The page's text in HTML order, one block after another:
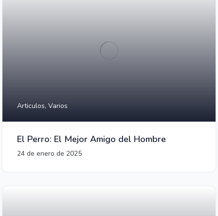
Articulos, Varios
El Perro: El Mejor Amigo del Hombre
24 de enero de 2025